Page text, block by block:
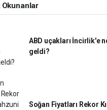
Okunanlar
ABD uçakları İncirlik'e
geldi?
Soğan Fiyatları Rekor